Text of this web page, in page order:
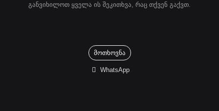
განვიხილოთ ყველა ის შეკითხვა, რაც თქვენ გაქვთ.
მოთხოვნა
WhatsApp